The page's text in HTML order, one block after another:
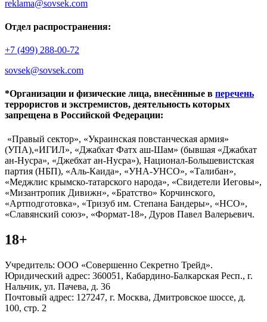
reklama@sovsek.com
Отдел распространения:
+7 (499) 288-00-72
sovsek@sovsek.com
*Организации и физические лица, внесённные в перечень
террористов и экстремистов, деятельность которых
запрещена в Российской Федерации:
«Правый сектор», «Украинская повстанческая армия»
(УПА),«ИГИЛ», «Джабхат Фатх аш-Шам» (бывшая «Джабхат
ан-Нусра», «Джебхат ан-Нусра»), Национал-Большевистская
партия (НБП), «Аль-Каида», «УНА-УНСО», «Талибан»,
«Меджлис крымско-татарского народа», «Свидетели Иеговы»,
«Мизантропик Дивижн», «Братство» Корчинского,
«Артподготовка», «Тризуб им. Степана Бандеры», «НСО»,
«Славянский союз», «Формат-18», Дуров Павел Валерьевич.
18+
Учредитель: ООО «Совершенно Секретно Трейд».
Юридический адрес: 360051, Кабардино-Балкарская Респ., г.
Нальчик, ул. Пачева, д. 36
Почтовый адрес: 127247, г. Москва, Дмитровское шоссе, д.
100, стр. 2